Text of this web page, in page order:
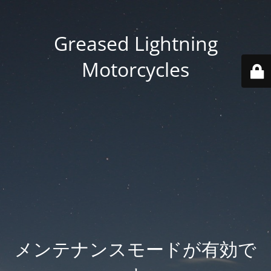
Greased Lightning
Motorcycles
メンテナンスモードが有効で